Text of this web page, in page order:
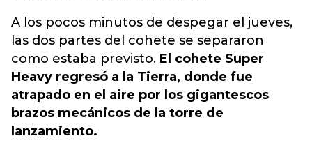
A los pocos minutos de despegar el jueves,
las dos partes del cohete se separaron
como estaba previsto. El cohete Super
Heavy regresó a la Tierra, donde fue
atrapado en el aire por los gigantescos
brazos mecánicos de la torre de
lanzamiento.